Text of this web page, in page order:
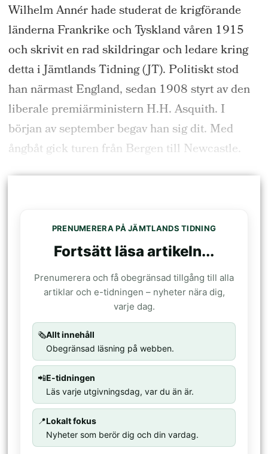
Wilhelm Annér hade studerat de krigförande
länderna Frankrike och Tyskland våren 1915
och skrivit en rad skildringar och ledare kring
detta i Jämtlands Tidning (JT). Politiskt stod
han närmast England, sedan 1908 styrt av den
liberale premiärministern H.H. Asquith. I
början av september begav han sig dit. Med
ångbåt gick turen från Bergen till Newcastle.
PRENUMERERA PÅ JÄMTLANDS TIDNING
Fortsätt läsa artikeln...
Prenumerera och få obegränsad tillgång till alla
artiklar och e-tidningen – nyheter nära dig,
varje dag.
🗞️Allt innehåll
Obegränsad läsning på webben.
📲E-tidningen
Läs varje utgivningsdag, var du än är.
📍Lokalt fokus
Nyheter som berör dig och din vardag.